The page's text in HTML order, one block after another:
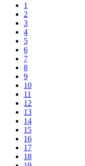
1
2
3
4
5
6
7
8
9
10
11
12
13
14
15
16
17
18